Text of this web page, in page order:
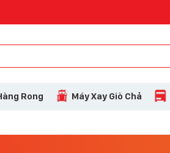
Rong Máy Xay Giò Chả